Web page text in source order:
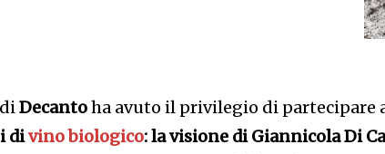
diDecantoha avuto il privilegio di partecipare
divino biologico: la visione di Giannicola Di